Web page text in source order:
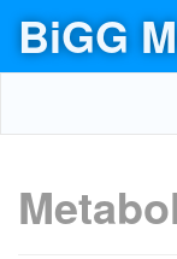
BiGG